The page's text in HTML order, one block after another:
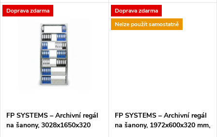
t
k
volba pro kanceláře, sklady
spisů nebo firemní archivy, kde
je potřeba mít...
volba pro kanceláře, sklady
spisů nebo firemní archivy, kde
Doprava zdarma
FP SYSTEMS – Archivní regál
na šanony, 3028x1650x320
Doprava zdarma
Nelze použít samostatně
FP SYSTEMS – Archivní regál
na šanony, 1972x600x320 mm,